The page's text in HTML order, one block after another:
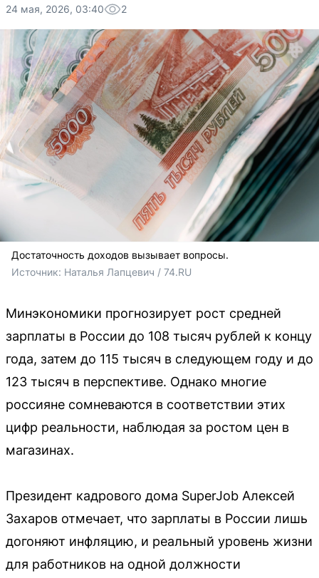
24 мая, 2026, 03:40 2
Достаточность доходов вызывает вопросы.
Источник: Наталья Лапцевич / 74.RU
Минэкономики прогнозирует рост средней
зарплаты в России до 108 тысяч рублей к концу
года, затем до 115 тысяч в следующем году и до
123 тысяч в перспективе. Однако многие
россияне сомневаются в соответствии этих
цифр реальности, наблюдая за ростом цен в
магазинах.
Президент кадрового дома SuperJob Алексей
Захаров отмечает, что зарплаты в России лишь
догоняют инфляцию, и реальный уровень жизни
для работников на одной должности